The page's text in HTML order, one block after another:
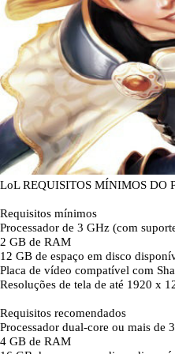
LoL REQUISITOS MÍNIMOS DO
Requisitos mínimos
Processador de 3 GHz (com
2 GB de RAM
12 GB de espaço em disco
Placa de vídeo compatível com
Resoluções de tela de até 1920 x
Requisitos recomendados
Processador dual-core ou mais de
4 GB de RAM